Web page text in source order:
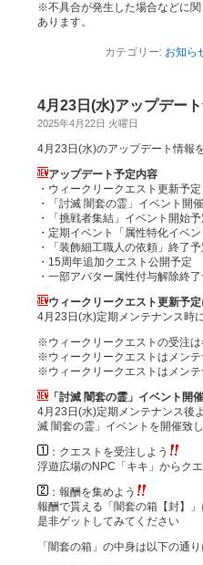
※不具合が発生した場合などに
あります。
カテゴリー: お知ら
4月23日(水)アップデー
2025年4月22日 火曜日
4月23日(水)のアップデート情報
アップデート予定内容
・ウィークリークエスト更新予定
・「討滅 闇套の霊」イベント開
・「挑戦者集結」イベント開始予
・定期イベント「属性特化イベ
・「装飾細工職人の依頼」終了予
・15周年追加クエスト公開予定
・一部アバター属性付与解除終
ウィークリークエスト更新予
4月23日(水)定期メンテナンス時
※ウィークリークエストの受注
※ウィークリークエストはメン
※ウィークリークエストはメン
「討滅 闇套の霊」イベント開
4月23日(水)定期メンテナンス後
滅 闇套の霊」イベントを開催致し
：クエストを受注しよう
浮遊広場のNPC「キキ」からク
：報酬を集めよう
報酬で貰える「闇套の箱【封】
是非ゲットしてみてください
「闇套の箱」の中身は以下の通